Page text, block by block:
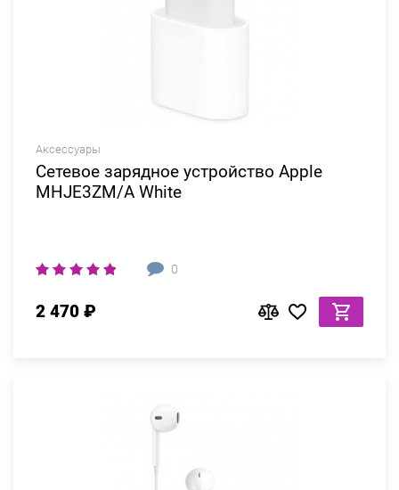
Аксессуары
Сетевое зарядное устройство Apple
MHJE3ZM/A White
0
2 470 ₽